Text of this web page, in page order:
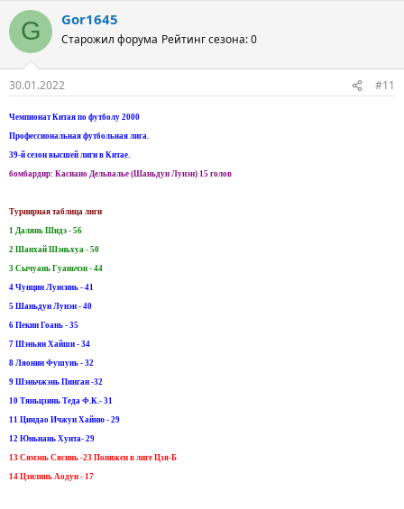
G Gor1645
Старожил форума Рейтинг сезона: 0
30.01.2022 #11
Чемпионат Китая по футболу 2000
Профессиональная футбольная лига.
39-й сезон высшей лиги в Китае.
бомбардир: Касиано Дельвалье (Шаньдун Лунэн) 15 голов
Турнирная таблица лиги
1 Далянь Шидэ - 56
2 Шанхай Шэньхуа - 50
3 Сычуань Гуаньчэн - 44
4 Чунцин Лунсинь - 41
5 Шаньдун Лунэн - 40
6 Пекин Гоань - 35
7 Шэньян Хайши - 34
8 Ляонин Фушунь - 32
9 Шэньчжэнь Пинган -32
10 Тяньцзинь Теда Ф.К.- 31
11 Циндао Ичжун Хайню - 29
12 Юньнань Хунта- 29
13 Сямэнь Сясинь -23 Понижен в лиге Цзя-Б
14 Цзилинь Аодун - 17